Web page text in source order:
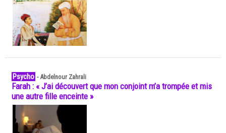
Psycho -Abdelnour Zahrali
Farah : « J’ai découvert que mon conjoint m’a trompée et mis
une autre fille enceinte »